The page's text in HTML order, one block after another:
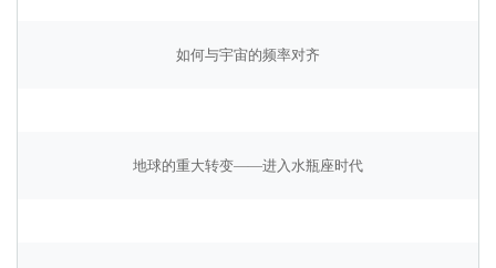
如何与宇宙的频率对齐
地球的重大转变——进入水瓶座时代